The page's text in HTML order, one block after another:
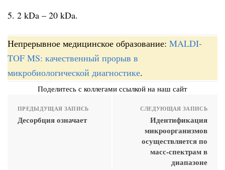
5. 2 kDa – 20 kDa.
Непрерывное медицинское образование: MALDI-
TOF MS: качественный прорыв в
микробиологической диагностике.
Поделитесь с коллегами ссылкой на наш сайт
ПРЕДЫДУЩАЯ ЗАПИСЬ
Десорбция означает
СЛЕДУЮЩАЯ ЗАПИСЬ
Идентификация
микроорганизмов
осуществляется по
масс-спектрам в
диапазоне